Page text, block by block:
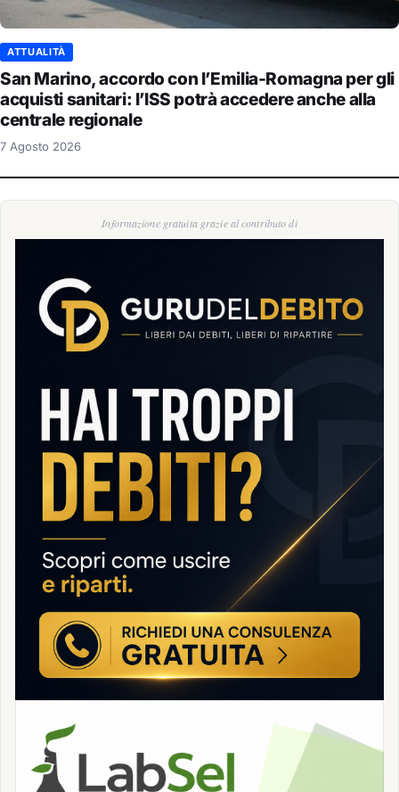
ATTUALITÀ
San Marino, accordo con l’Emilia-Romagna per gli
acquisti sanitari: l’ISS potrà accedere anche alla
centrale regionale
7 Agosto 2026
Informazione gratuita grazie al contributo di